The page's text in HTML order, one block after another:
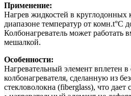
Применение:
Нагрев жидкостей в круглодонных
диапазоне температур от комн.t°С
Колбонагреватель может работать
мешалкой.
Особенности:
Нагревательный элемент вплетен
колбонагревателя, сделанную из
стекловолокна (fiberglass), что